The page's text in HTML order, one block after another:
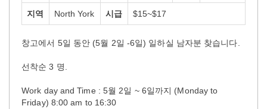
지역 North York 시급 $15~$17
창고에서 5일 동안 (5월 2일 -6일) 일하실 남자분 찾습니다.
선착순 3 명.
Work day and Time : 5월 2일 ~ 6일까지 (Monday to
Friday) 8:00 am to 16:30